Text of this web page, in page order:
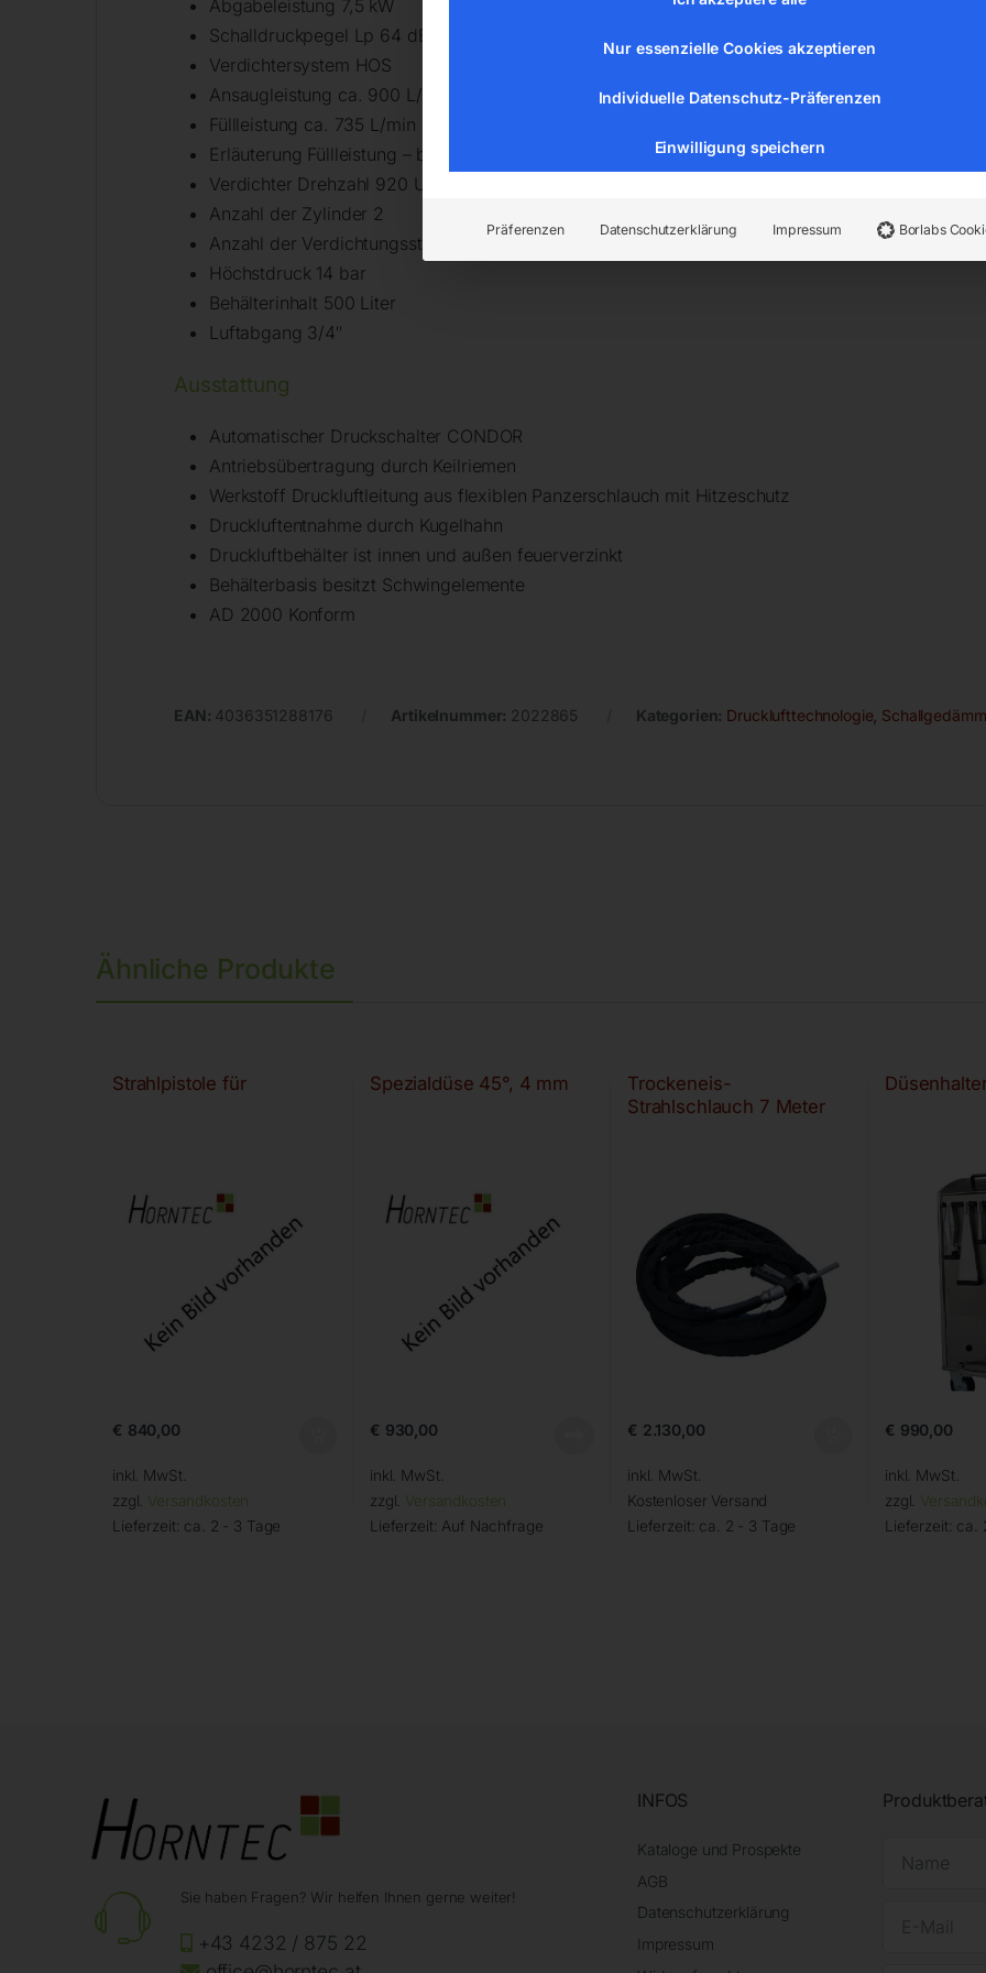
Abgabeleistung 7,5 kW
Schalldruckpegel Lp 64 dB(A) in 1m Abstand nach DIN 45635 T 13
Verdichtersystem HOS
Ansaugleistung ca. 900 L/min
Füllleistung ca. 735 L/min
Erläuterung Füllleistung – bei 12 bar Arbeitsdruck
Verdichter Drehzahl 920 U/min
Anzahl der Zylinder 2
Anzahl der Verdichtungsstufen 2
Höchstdruck 14 bar
Behälterinhalt 500 Liter
Luftabgang 3/4″
Ausstattung
Automatischer Druckschalter CONDOR
Antriebsübertragung durch Keilriemen
Werkstoff Druckluftleitung aus flexiblen Panzerschlauch mit Hitzeschutz
Druckluftentnahme durch Kugelhahn
Druckluftbehälter ist innen und außen feuerverzinkt
Behälterbasis besitzt Schwingelemente
AD 2000 Konform
EAN: 4036351288176 Artikelnummer: 2022865 Kategorien: Drucklufttechnologie,
Ähnliche Produkte
Strahlpistole für
€ 840,00
inkl. MwSt.
zzgl. Versandkosten
Lieferzeit: ca. 2 - 3 Tage
Spezialdüse 45°, 4 mm
€ 930,00
inkl. MwSt.
zzgl. Versandkosten
Lieferzeit: Auf Nachfrage
Trockeneis-
Strahlschlauch 7 Meter
€ 2.130,00
inkl. MwSt.
Kostenloser Versand
Lieferzeit: ca. 2 - 3 Tage
€ 990,00
inkl. MwSt.
zzgl.
Lieferzeit: ca.
Sie haben Fragen? Wir helfen Ihnen gerne weiter!
+43 4232 / 875 22
INFOS
Kataloge und Prospekte
AGB
Datenschutzerklärung
Impressum
Nur essenzielle Cookies akzeptieren
Individuelle Datenschutz-Präferenzen
Einwilligung speichern
Präferenzen Datenschutzerklärung Impressum Borlabs